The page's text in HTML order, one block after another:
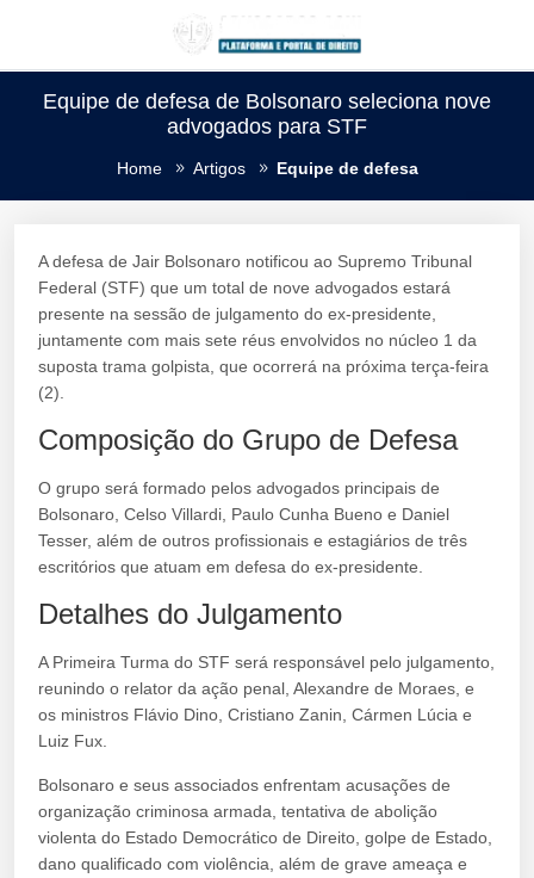
Equipe de defesa de Bolsonaro seleciona nove
advogados para STF
Home Artigos Equipe de defesa
A defesa de Jair Bolsonaro notificou ao Supremo Tribunal
Federal (STF) que um total de nove advogados estará
presente na sessão de julgamento do ex-presidente,
juntamente com mais sete réus envolvidos no núcleo 1 da
suposta trama golpista, que ocorrerá na próxima terça-feira
(2).
Composição do Grupo de Defesa
O grupo será formado pelos advogados principais de
Bolsonaro, Celso Villardi, Paulo Cunha Bueno e Daniel
Tesser, além de outros profissionais e estagiários de três
escritórios que atuam em defesa do ex-presidente.
Detalhes do Julgamento
A Primeira Turma do STF será responsável pelo julgamento,
reunindo o relator da ação penal, Alexandre de Moraes, e
os ministros Flávio Dino, Cristiano Zanin, Cármen Lúcia e
Luiz Fux.
Bolsonaro e seus associados enfrentam acusações de
organização criminosa armada, tentativa de abolição
violenta do Estado Democrático de Direito, golpe de Estado,
dano qualificado com violência, além de grave ameaça e